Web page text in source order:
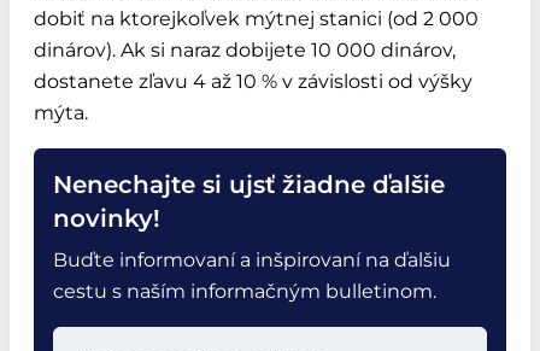
dobiť na ktorejkoľvek mýtnej stanici (od 2 000
dinárov). Ak si naraz dobijete 10 000 dinárov,
dostanete zľavu 4 až 10 % v závislosti od výšky
mýta.
Nenechajte si ujsť žiadne ďalšie
novinky!
Buďte informovaní a inšpirovaní na ďalšiu
cestu s naším informačným bulletinom.